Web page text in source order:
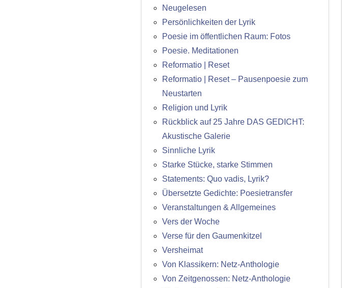
Neugelesen
Persönlichkeiten der Lyrik
Poesie im öffentlichen Raum: Fotos
Poesie. Meditationen
Reformatio | Reset
Reformatio | Reset – Pausenpoesie zum
Neustarten
Religion und Lyrik
Rückblick auf 25 Jahre DAS GEDICHT:
Akustische Galerie
Sinnliche Lyrik
Starke Stücke, starke Stimmen
Statements: Quo vadis, Lyrik?
Übersetzte Gedichte: Poesietransfer
Veranstaltungen & Allgemeines
Vers der Woche
Verse für den Gaumenkitzel
Versheimat
Von Klassikern: Netz-Anthologie
Von Zeitgenossen: Netz-Anthologie